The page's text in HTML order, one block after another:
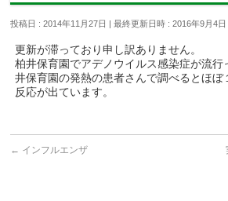
投稿日 : 2014年11月27日 最終更新日時 : 2016年9月4日
更新が滞っており申し訳ありません。
柏井保育園でアデノウイルス感染症が流行
井保育園の発熱の患者さんで調べるとほぼ
反応が出ています。
← インフルエンザ